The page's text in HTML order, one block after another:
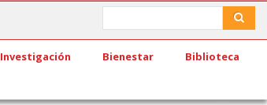
Investigación Bienestar Biblioteca